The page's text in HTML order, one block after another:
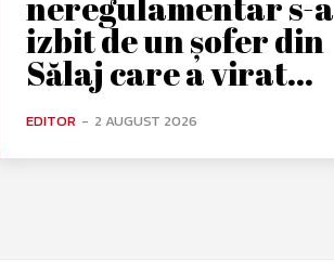
izbit de un șofer din
Sălaj care a virat...
EDITOR - 2 AUGUST 2026